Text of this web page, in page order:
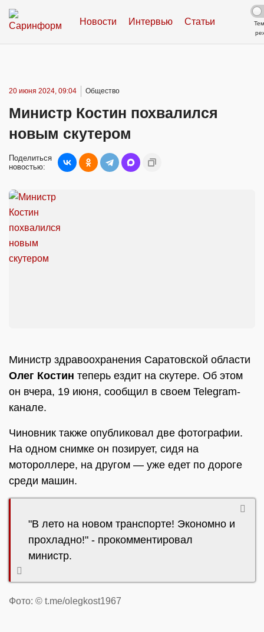
Новости Интервью Статьи
20 июня 2024, 09:04 Общество
Министр Костин похвалился
новым скутером
Поделиться
новостью:
Министр здравоохранения Саратовской области
Олег Костин теперь ездит на скутере. Об этом
он вчера, 19 июня, сообщил в своем Telegram-
канале.
Чиновник также опубликовал две фотографии.
На одном снимке он позирует, сидя на
мотороллере, на другом — уже едет по дороге
среди машин.
"В лето на новом транспорте! Экономно и
прохладно!" - прокомментировал
министр.
Фото: © t.me/olegkost1967